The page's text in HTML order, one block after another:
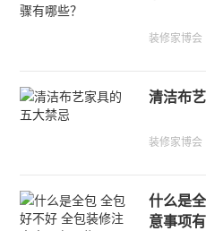
装修家博会
清洁布
装修家博会
什么是
意事项